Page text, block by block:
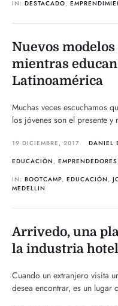
IN: DESTACADO,
Nuevos
mientras
Latinoamérica
Muchas veces escuchamos
los jóvenes son el presente y
19 DICIEMBRE, 2017
DANIEL
EDUCACIÓN , EMPRENDEDORES
IN: BOOTCAMP, EDUCACIÓN ,
MEDELLIN
Arrivedo, una
la industria
Cuando un extranjero visita
desea encontrar, es un